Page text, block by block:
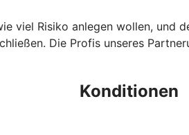
viel Risiko anlegen wollen, und
Die Profis unseres
Konditionen